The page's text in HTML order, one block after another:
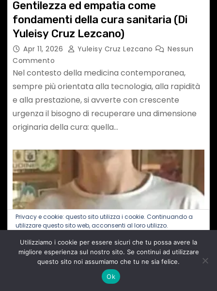
Gentilezza ed empatia come
fondamenti della cura sanitaria (Di
Yuleisy Cruz Lezcano)
Apr 11, 2026 Yuleisy Cruz Lezcano
Nessun
Commento
Nel contesto della medicina contemporanea,
sempre più orientata alla tecnologia, alla rapidità
e alla prestazione, si avverte con crescente
urgenza il bisogno di recuperare una dimensione
originaria della cura: quella…
Utilizziamo i cookie per essere sicuri che tu possa avere la
migliore esperienza sul nostro sito. Se continui ad utilizzare
questo sito noi assumiamo che tu ne sia felice.
Ok
Privacy e cookie: questo sito utilizza i cookie. Continuando a
utilizzare questo sito web, acconsenti al loro utilizzo.
Per ulteriori informazioni, anche sul controllo dei cookie, leggi
qui:Informativa sui cookie